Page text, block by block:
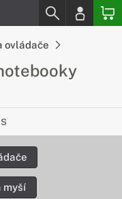
ovládače
presne a
svetových výrobcov
ovládanie Vášho
myší